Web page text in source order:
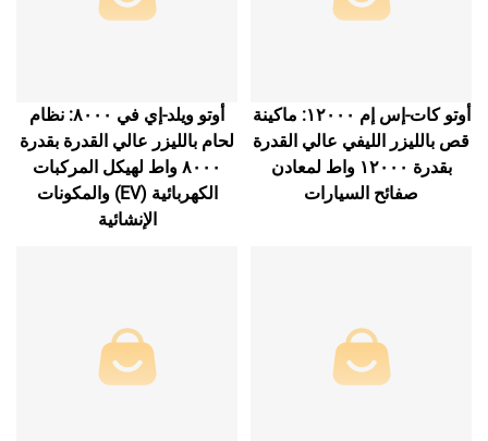
أوتو كات-إس إم ١٢٠٠٠: ماكينة
قص بالليزر الليفي عالي القدرة
بقدرة ١٢٠٠٠ واط لمعادن
صفائح السيارات
أوتو ويلد-إي في ٨٠٠٠: نظام
لحام بالليزر عالي القدرة بقدرة
٨٠٠٠ واط لهيكل المركبات
الكهربائية (EV) والمكونات
الإنشائية